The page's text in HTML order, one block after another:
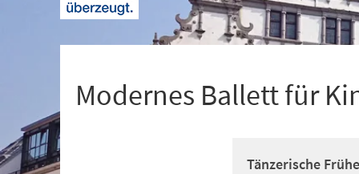
Modernes Ballett für
Tänzerische